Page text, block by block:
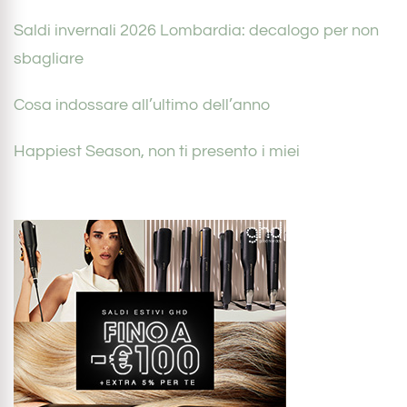
Saldi invernali 2026 Lombardia: decalogo per non
sbagliare
Cosa indossare all’ultimo dell’anno
Happiest Season, non ti presento i miei